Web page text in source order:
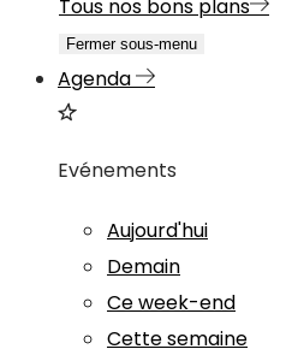
Tous nos bons plans
Fermer sous-menu
Agenda
Evénements
Aujourd'hui
Demain
Ce week-end
Cette semaine